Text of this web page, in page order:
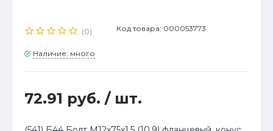
(0) Код товара: 000053773
Наличие: много
72.91 руб. / шт.